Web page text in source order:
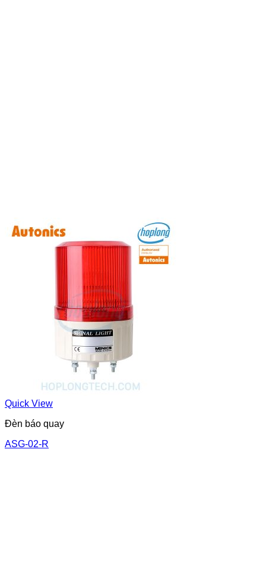
Quick View
Đèn báo quay
ASG-02-R